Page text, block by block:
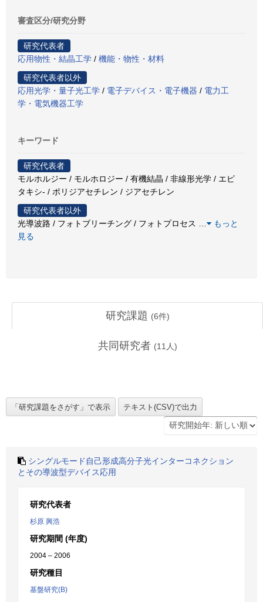
審査区分/研究分野
研究代表者
応用物性・結晶工学 / 機能・物性・材料
研究代表者以外
応用光学・量子光工学 / 電子デバイス・電子機器 / 電力工
学・電気機器工学
キーワード
研究代表者
モルホルジー / モルホロジー / 有機結晶 / 非線形光学 / エピ
タキシ- / ポリジアセチレン / ジアセチレン
研究代表者以外
光導波路 / フォトブリーチング / フォトプロセス
もっと
見る
研究課題 (6件)
共同研究者 (11 人)
シングルモード自己形成高分子光インターコネクション
とその導波型デバイス応用
研究代表者
杉原 興浩
研究期間 (年度)
2004 – 2006
研究種目
基盤研究(B)